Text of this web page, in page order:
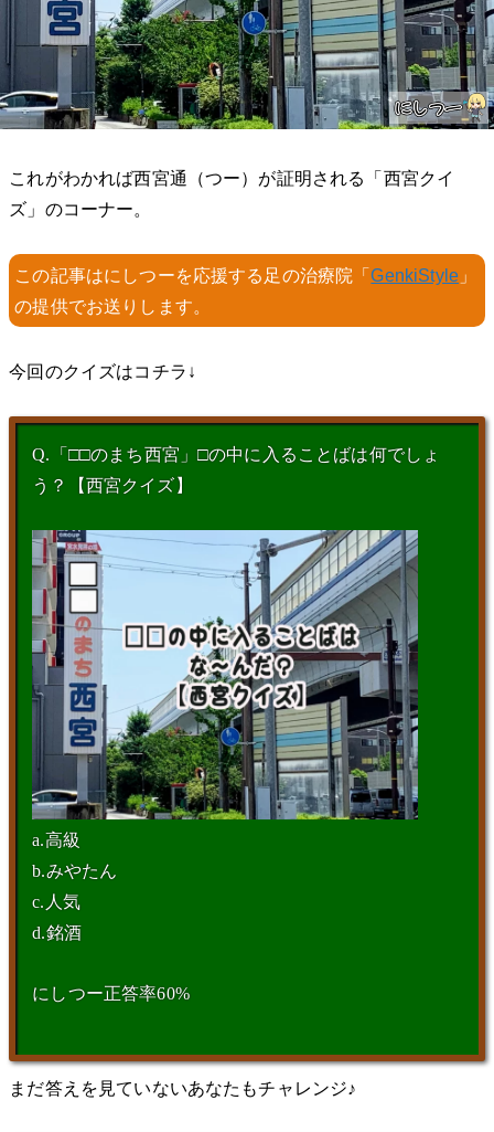
これがわかれば西宮通（つー）が証明される「西宮クイ
ズ」のコーナー。
この記事はにしつーを応援する足の治療院「GenkiStyle 」
の提供でお送りします。
今回のクイズはコチラ↓
Q.「□□のまち西宮」□の中に入ることばは何でしょ
う？【西宮クイズ】
a.高級
b.みやたん
c.人気
d.銘酒
にしつー正答率60%
まだ答えを見ていないあなたもチャレンジ♪